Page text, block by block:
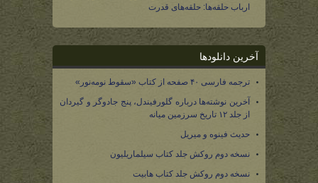
ارباب حلقه‌ها: حلقه‌های قدرت
آخرین دانلودها
ترجمه فارسی ۴۰ صفحه از کتاب «سقوط نومه‌نور»
آخرین نوشته‌ها درباره گلورفیندل، پنج جادوگر و گیردان
از جلد ۱۲ تاریخ سرزمین میانه
حدیث فینوه و میریل
نسخه دوم روکش جلد کتاب سیلماریلیون
نسخه دوم روکش جلد کتاب هابیت